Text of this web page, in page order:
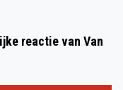
reactie van Van